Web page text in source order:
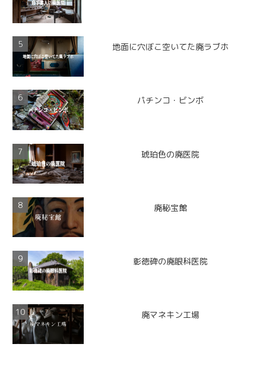
地面に穴ぼこ空いてた廃ラブホ
パチンコ・ビンボ
琥珀色の廃医院
廃秘宝館
彰徳碑の廃眼科医院
廃マネキン工場